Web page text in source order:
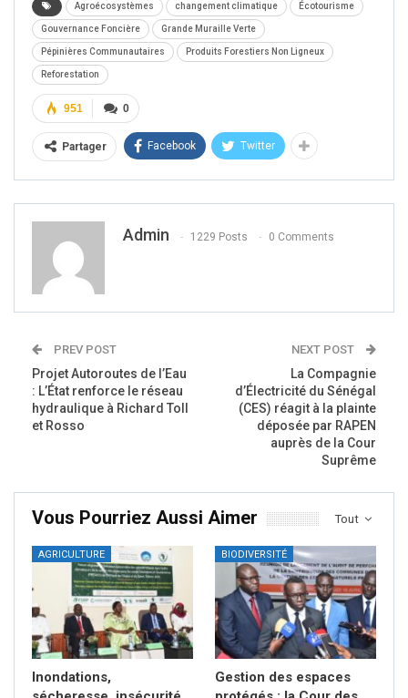
Agroécosystèmes changement climatique Écotourisme
Gouvernance Foncière Grande Muraille Verte
Pépinières Communautaires Produits Forestiers Non Ligneux
Reforestation
0
951
Partager Facebook Twitter
Admin 1229 Posts 0 Comments
PREV POST
Projet Autoroutes de l’Eau
: L’État renforce le réseau
hydraulique à Richard Toll
et Rosso
NEXT POST
La Compagnie
d’Électricité du Sénégal
(CES) réagit à la plainte
déposée par RAPEN
auprès de la Cour
Suprême
Tout
Vous Pourriez Aussi Aimer
AGRICULTURE
Inondations,
BIODIVERSITÉ
Gestion des espaces